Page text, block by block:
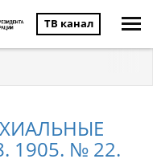
ТВ канал
1905. № 22.